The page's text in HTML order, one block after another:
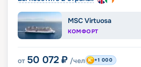
MSC Virtuosa
КОМФОРТ
от 50 072 ₽ /чел +1 000